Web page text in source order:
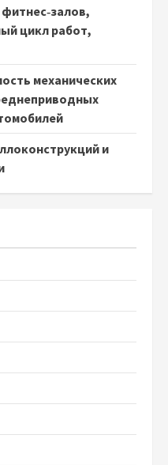
цикл работ,
механических
и